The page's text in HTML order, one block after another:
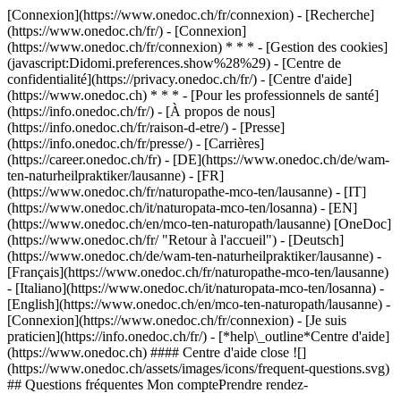
[Connexion](https://www.onedoc.ch/fr/connexion) - [Recherche]
(https://www.onedoc.ch/fr/) - [Connexion]
(https://www.onedoc.ch/fr/connexion) * * * - [Gestion des cookies]
(javascript:Didomi.preferences.show%28%29) - [Centre de
confidentialité](https://privacy.onedoc.ch/fr/) - [Centre d'aide]
(https://www.onedoc.ch) * * * - [Pour les professionnels de santé]
(https://info.onedoc.ch/fr/) - [À propos de nous]
(https://info.onedoc.ch/fr/raison-d-etre/) - [Presse]
(https://info.onedoc.ch/fr/presse/) - [Carrières]
(https://career.onedoc.ch/fr) - [DE](https://www.onedoc.ch/de/wam-
ten-naturheilpraktiker/lausanne) - [FR]
(https://www.onedoc.ch/fr/naturopathe-mco-ten/lausanne) - [IT]
(https://www.onedoc.ch/it/naturopata-mco-ten/losanna) - [EN]
(https://www.onedoc.ch/en/mco-ten-naturopath/lausanne) [OneDoc]
(https://www.onedoc.ch/fr/ "Retour à l'accueil") - [Deutsch]
(https://www.onedoc.ch/de/wam-ten-naturheilpraktiker/lausanne) -
[Français](https://www.onedoc.ch/fr/naturopathe-mco-ten/lausanne)
- [Italiano](https://www.onedoc.ch/it/naturopata-mco-ten/losanna) -
[English](https://www.onedoc.ch/en/mco-ten-naturopath/lausanne) -
[Connexion](https://www.onedoc.ch/fr/connexion) - [Je suis
praticien](https://info.onedoc.ch/fr/) - [*help\_outline*Centre d'aide]
(https://www.onedoc.ch) #### Centre d'aide close ![]
(https://www.onedoc.ch/assets/images/icons/frequent-questions.svg)
## Questions fréquentes Mon comptePrendre rendez-